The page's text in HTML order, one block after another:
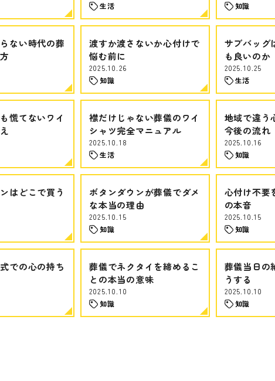
生活
知識
ない時代の葬
渡すか渡さないか心付けで
悩む前に
2025.10.26
知識
サブバッグ
も良いのか
2025.10.25
生活
慌てないワイ
襟だけじゃない葬儀のワイ
シャツ完全マニュアル
2025.10.18
生活
地域で違う
今後の流れ
2025.10.16
知識
はどこで買う
ボタンダウンが葬儀でダメ
な本当の理由
2025.10.15
知識
心付け不要
の本音
2025.10.15
知識
での心の持ち
葬儀でネクタイを締めるこ
との本当の意味
2025.10.10
知識
葬儀当日の
うする
2025.10.10
知識